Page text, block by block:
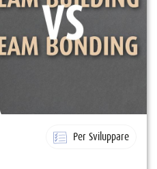
Per Sviluppare